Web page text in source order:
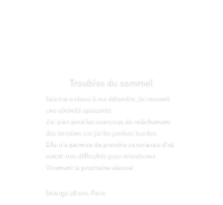
Troubles du sommeil
Sabrina a réussi à me détendre, j’ai ressenti
une sérénité apaisante.
J’ai bien aimé les exercices de relâchement
des tensions car j’ai les jambes lourdes.
Elle m’a permise de prendre conscience d’où
venait mes difficultés pour m’endormir.
Vivement la prochaine séance!
Solange 38 ans, Paris